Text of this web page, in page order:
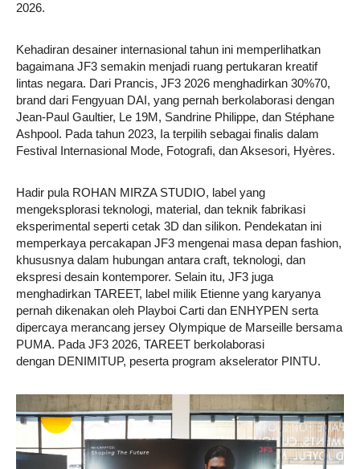
2026.
Kehadiran desainer internasional tahun ini memperlihatkan
bagaimana JF3 semakin menjadi ruang pertukaran kreatif
lintas negara. Dari Prancis, JF3 2026 menghadirkan 30%70,
brand dari Fengyuan DAI, yang pernah berkolaborasi dengan
Jean-Paul Gaultier, Le 19M, Sandrine Philippe, dan Stéphane
Ashpool. Pada tahun 2023, Ia terpilih sebagai finalis dalam
Festival Internasional Mode, Fotografi, dan Aksesori, Hyères.
Hadir pula ROHAN MIRZA STUDIO, label yang
mengeksplorasi teknologi, material, dan teknik fabrikasi
eksperimental seperti cetak 3D dan silikon. Pendekatan ini
memperkaya percakapan JF3 mengenai masa depan fashion,
khususnya dalam hubungan antara craft, teknologi, dan
ekspresi desain kontemporer. Selain itu, JF3 juga
menghadirkan TAREET, label milik Etienne yang karyanya
pernah dikenakan oleh Playboi Carti dan ENHYPEN serta
dipercaya merancang jersey Olympique de Marseille bersama
PUMA. Pada JF3 2026, TAREET berkolaborasi
dengan DENIMITUP, peserta program akselerator PINTU.